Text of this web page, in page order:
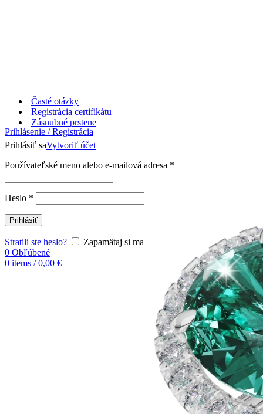
Časté otázky
Registrácia certifikátu
Prihlásenie / Registrácia
Prihlásiť saVytvoriť účet
Používateľské meno alebo e-mailová adresa *
Heslo *
Prihlásiť
Stratili ste heslo?
Zapamätaj si ma
0 Obľúbené
0 items / 0,00 €
Zásnubné prstene